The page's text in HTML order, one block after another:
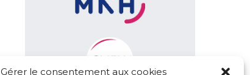
Gérer le consentement aux cookies